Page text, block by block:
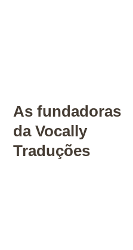
As fundadoras
da Vocally
Traduções